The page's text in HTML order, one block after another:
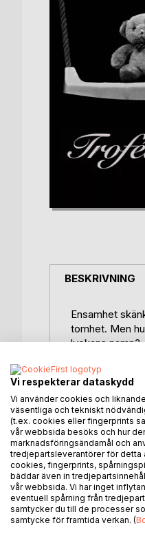
BESKRIVNING
Ensamhet
tomhet. Men
lyckans namn?
Vad innebär
det ett
morgon.
som
tillhör denna
Trofébarnet är
brinnande
välkomnande
Vi respekterar dataskydd
Vi använder cookies och
väsentliga och tekniskt
(t.ex. cookies eller fingerprints
vår webbsida besöks och hur
marknadsföringsändamål och
tredjepartsleverantörer för detta
cookies, fingerprints,
bäddar även in
vår webbsida. Vi har inget
eventuell spårning från
samtycker du till de processer
samtycke för framtida verkan. (